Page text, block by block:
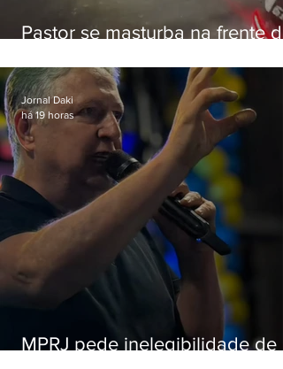
Pastor se masturba na frente de
MPRJ pede inelegibilidade de
Jornal Daki
há 19 horas